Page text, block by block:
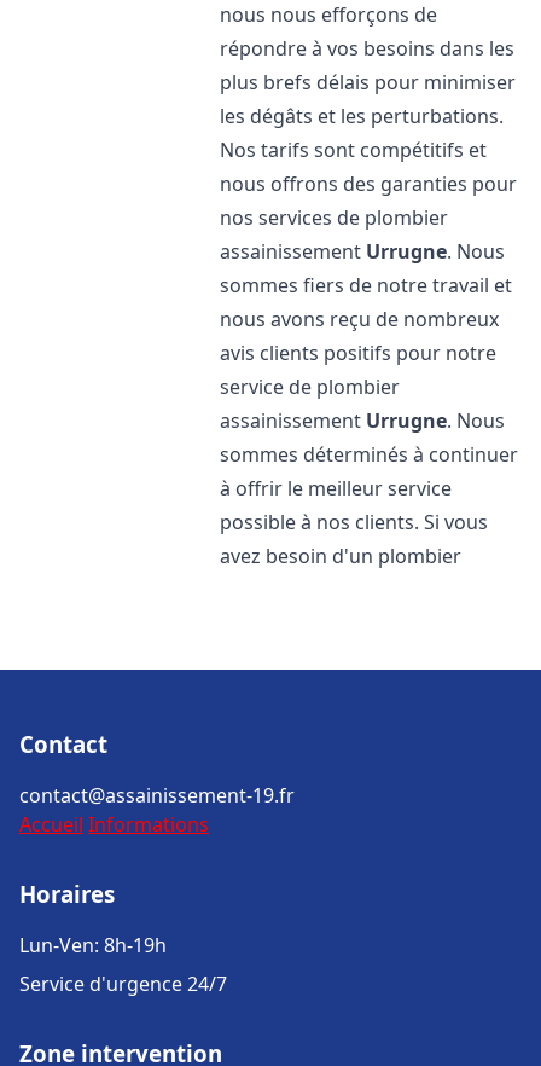
nous nous efforçons de
répondre à vos besoins dans les
plus brefs délais pour minimiser
les dégâts et les perturbations.
Nos tarifs sont compétitifs et
nous offrons des garanties pour
nos services de plombier
assainissement Urrugne. Nous
sommes fiers de notre travail et
nous avons reçu de nombreux
avis clients positifs pour notre
service de plombier
assainissement Urrugne. Nous
sommes déterminés à continuer
à offrir le meilleur service
possible à nos clients. Si vous
avez besoin d'un plombier
Contact
contact@assainissement-19.fr
Accueil Informations
Horaires
Lun-Ven: 8h-19h
Service d'urgence 24/7
Zone intervention